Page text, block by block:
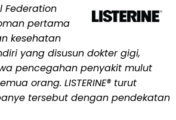
Federation
pertama
kesehatan
yang disusun dokter gigi,
pencegahan penyakit mulut
orang. LISTERINE® turut
tersebut dengan pendekatan